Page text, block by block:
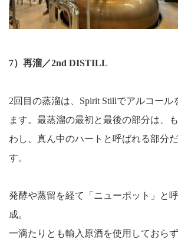
7）再溜／2nd DISTILL
2回目の蒸溜は、Spirit Stillでアルコール
ます。最蒸溜の最初と最後の部分は、
わし、真ん中のハートと呼ばれる部分
す。
発酵や蒸留を経て「ニューポット」と
成。
一滴たりとも輸入原酒を使用しておら